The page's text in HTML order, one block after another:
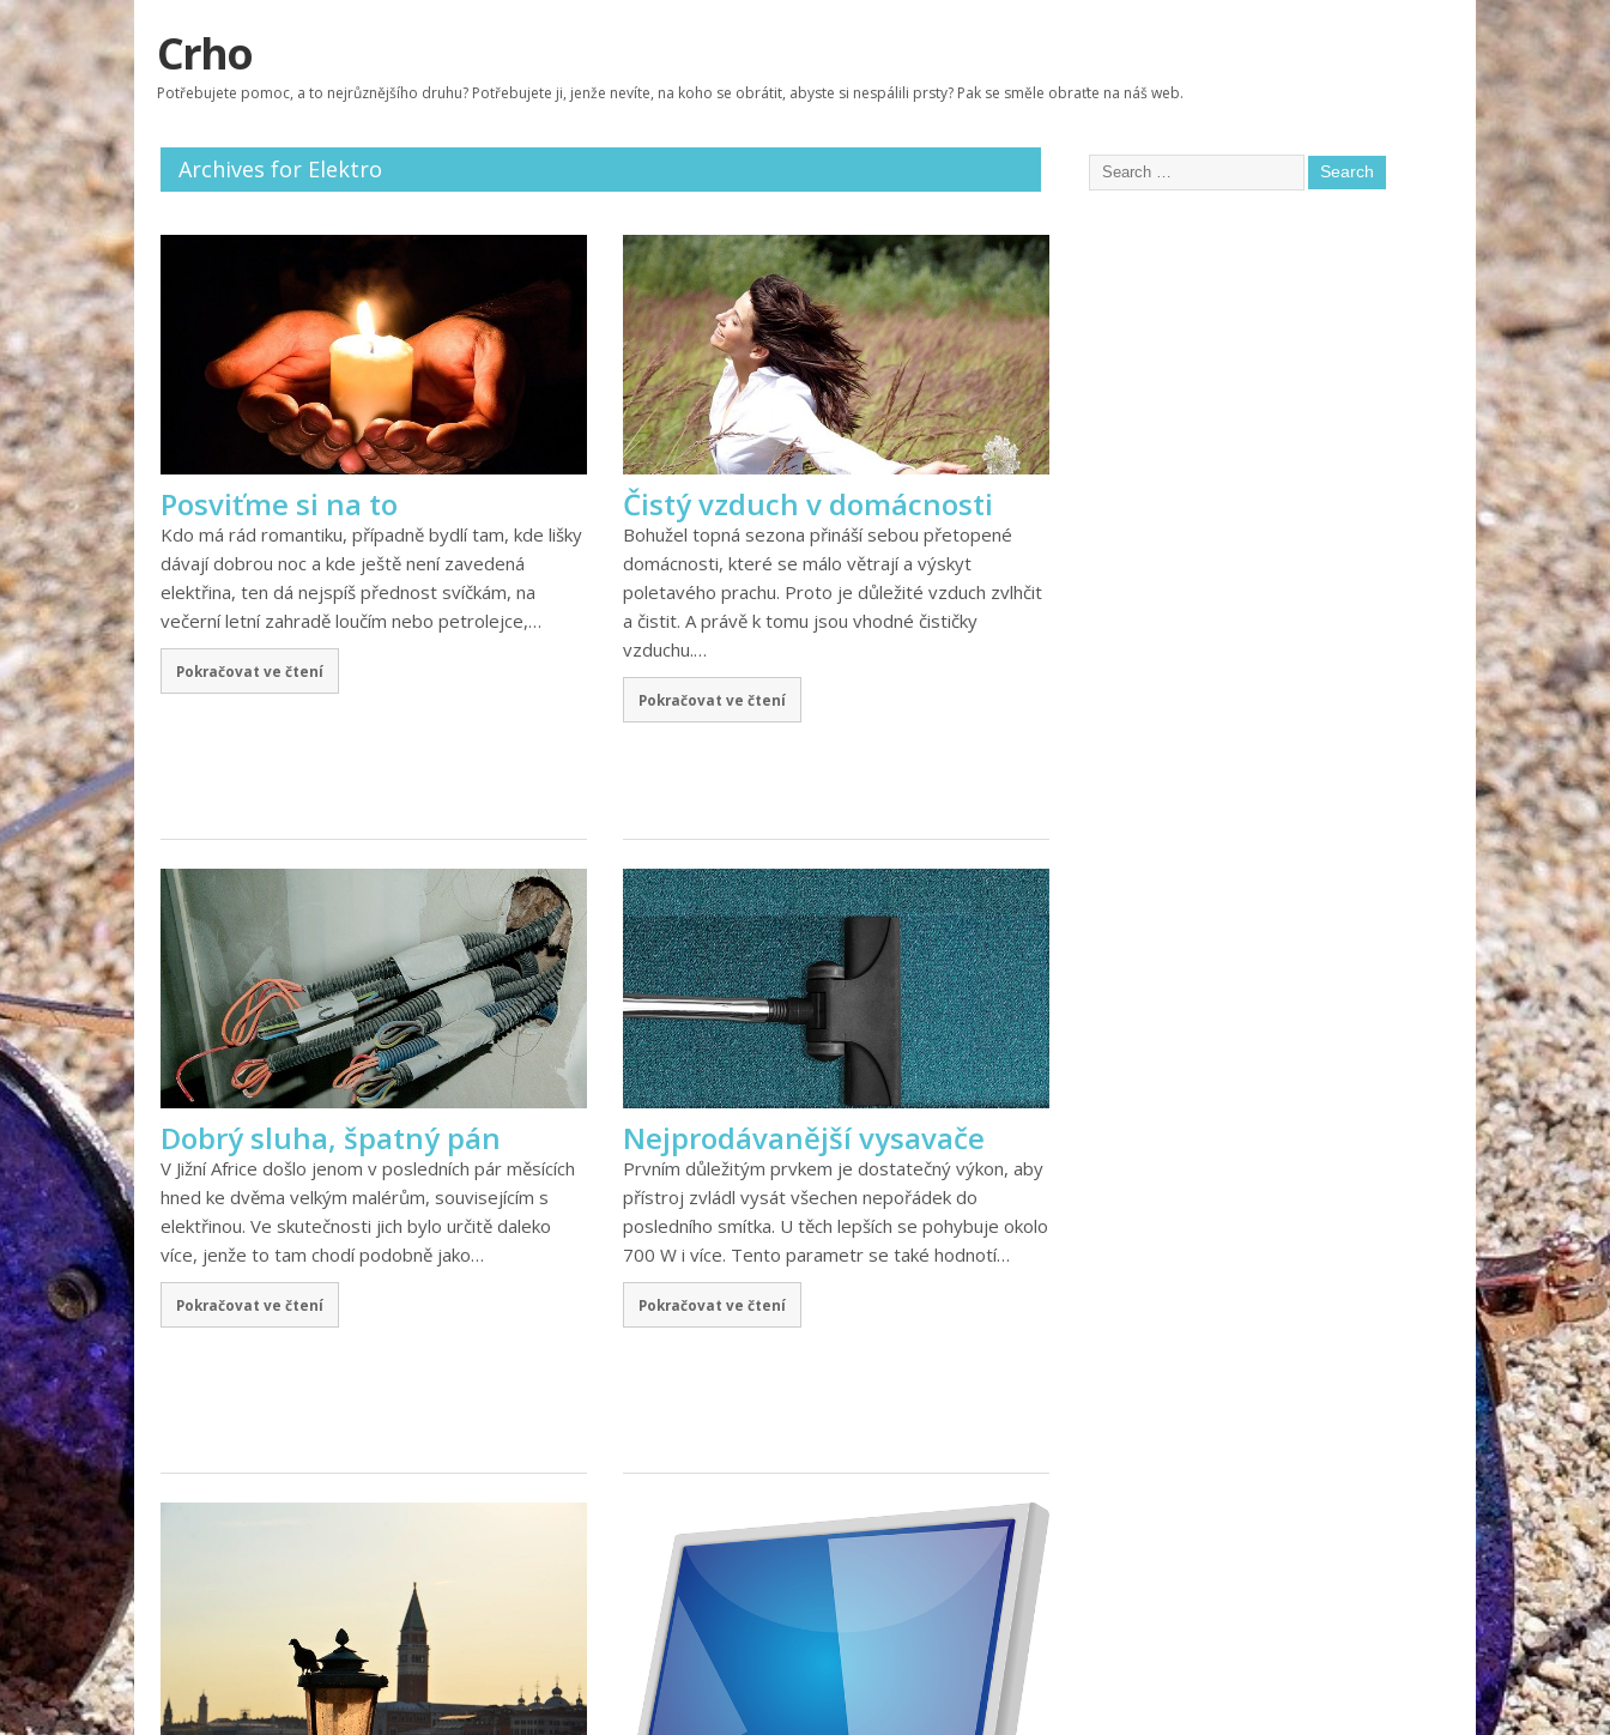
Crho
Potřebujete pomoc, a to nejrůznějšího druhu? Potřebujete ji, jenže nevíte, na koho se obrátit, abyste si nespálili prsty? Pak se směle obraťte na náš web.
Archives for Elektro
Posviťme si na to
Kdo má rád romantiku, případně bydlí tam, kde lišky
dávají dobrou noc a kde ještě není zavedená
elektřina, ten dá nejspíš přednost svíčkám, na
večerní letní zahradě loučím nebo petrolejce,…
Pokračovat ve čtení
Čistý vzduch v domácnosti
Bohužel topná sezona přináší sebou přetopené
domácnosti, které se málo větrají a výskyt
poletavého prachu. Proto je důležité vzduch zvlhčit
a čistit. A právě k tomu jsou vhodné čističky
vzduchu.…
Pokračovat ve čtení
Dobrý sluha, špatný pán
V Jižní Africe došlo jenom v posledních pár měsících
hned ke dvěma velkým malérům, souvisejícím s
elektřinou. Ve skutečnosti jich bylo určitě daleko
více, jenže to tam chodí podobně jako…
Pokračovat ve čtení
Nejprodávanější vysavače
Prvním důležitým prvkem je dostatečný výkon, aby
přístroj zvládl vysát všechen nepořádek do
posledního smítka. U těch lepších se pohybuje okolo
700 W i více. Tento parametr se také hodnotí…
Pokračovat ve čtení